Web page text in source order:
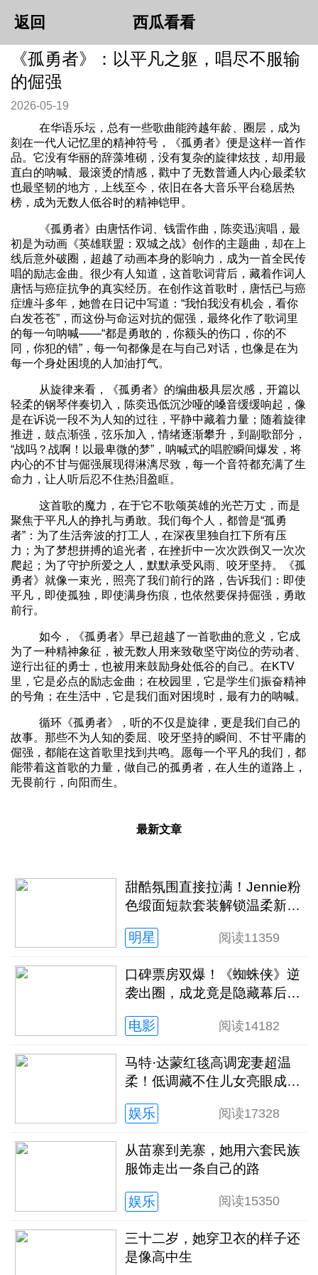
返回 西瓜看看
《孤勇者》：以平凡之躯，唱尽不服输
的倔强
2026-05-19
在华语乐坛，总有一些歌曲能跨越年龄、圈层，成为
刻在一代人记忆里的精神符号，《孤勇者》便是这样一首作
品。它没有华丽的辞藻堆砌，没有复杂的旋律炫技，却用最
直白的呐喊、最滚烫的情感，戳中了无数普通人内心最柔软
也最坚韧的地方，上线至今，依旧在各大音乐平台稳居热
榜，成为无数人低谷时的精神铠甲。
《孤勇者》由唐恬作词、钱雷作曲，陈奕迅演唱，最
初是为动画《英雄联盟：双城之战》创作的主题曲，却在上
线后意外破圈，超越了动画本身的影响力，成为一首全民传
唱的励志金曲。很少有人知道，这首歌词背后，藏着作词人
唐恬与癌症抗争的真实经历。在创作这首歌时，唐恬已与癌
症缠斗多年，她曾在日记中写道：“我怕我没有机会，看你
白发苍苍”，而这份与命运对抗的倔强，最终化作了歌词里
的每一句呐喊——“都是勇敢的，你额头的伤口，你的不
同，你犯的错”，每一句都像是在与自己对话，也像是在为
每一个身处困境的人加油打气。
从旋律来看，《孤勇者》的编曲极具层次感，开篇以
轻柔的钢琴伴奏切入，陈奕迅低沉沙哑的嗓音缓缓响起，像
是在诉说一段不为人知的过往，平静中藏着力量；随着旋律
推进，鼓点渐强，弦乐加入，情绪逐渐攀升，到副歌部分，
“战吗？战啊！以最卑微的梦”，呐喊式的唱腔瞬间爆发，将
内心的不甘与倔强展现得淋漓尽致，每一个音符都充满了生
命力，让人听后忍不住热泪盈眶。
这首歌的魔力，在于它不歌颂英雄的光芒万丈，而是
聚焦于平凡人的挣扎与勇敢。我们每个人，都曾是“孤勇
者”：为了生活奔波的打工人，在深夜里独自扛下所有压
力；为了梦想拼搏的追光者，在挫折中一次次跌倒又一次次
爬起；为了守护所爱之人，默默承受风雨、咬牙坚持。《孤
勇者》就像一束光，照亮了我们前行的路，告诉我们：即使
平凡，即使孤独，即使满身伤痕，也依然要保持倔强，勇敢
前行。
如今，《孤勇者》早已超越了一首歌曲的意义，它成
为了一种精神象征，被无数人用来致敬坚守岗位的劳动者、
逆行出征的勇士，也被用来鼓励身处低谷的自己。在KTV
里，它是必点的励志金曲；在校园里，它是学生们振奋精神
的号角；在生活中，它是我们面对困境时，最有力的呐喊。
循环《孤勇者》，听的不仅是旋律，更是我们自己的
故事。那些不为人知的委屈、咬牙坚持的瞬间、不甘平庸的
倔强，都能在这首歌里找到共鸣。愿每一个平凡的我们，都
能带着这首歌的力量，做自己的孤勇者，在人生的道路上，
无畏前行，向阳而生。
最新文章
甜酷氛围直接拉满！Jennie粉
色缎面短款套装解锁温柔新质
明星
阅读11359
口碑票房双爆！《蜘蛛侠》逆
袭出圈，成龙竟是隐藏幕后王
电影
阅读14182
马特·达蒙红毯高调宠妻超温
柔！低调藏不住儿女亮眼成长
娱乐
阅读17328
从苗寨到羌寨，她用六套民族
服饰走出一条自己的路
娱乐 阅读15350
三十二岁，她穿卫衣的样子还
是像高中生